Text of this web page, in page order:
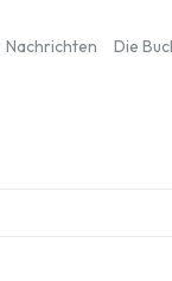
Nachrichten Die